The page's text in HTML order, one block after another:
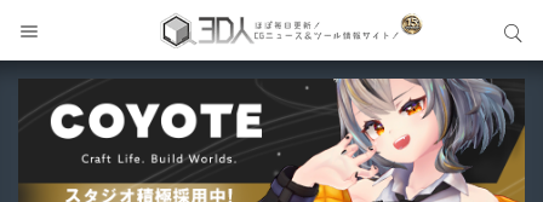
サイト内検索